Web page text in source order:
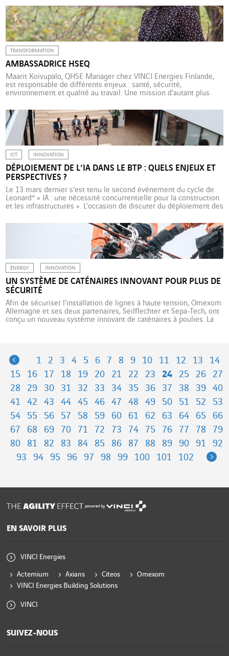
TRANSFORMATION
AMBASSADRICE HSEQ
Maarit Koivupalo, QHSE Manager chez VINCI Energies Finlande,
est responsable de différents enjeux : santé, sécurité,
environnement et qualité au travail. Une mission d’autant plus
croissance externe. Maarit Koivupalo a une passion : les courses
d’orientation en forêt. « J’aime me donner un objectif, aller d’un
point A […]
ICT INNOVATION
DÉPLOIEMENT DE L’IA DANS LE BTP : QUELS ENJEUX ET
PERSPECTIVES ?
Le 13 mars dernier s’est tenu le second événement du cycle de
Leonard* « IA : une nécessité concurrentielle pour la construction
et les infrastructures ». L’occasion de discuter du déploiement des
construction et des infrastructures, des coûts impliqués ainsi que
ENERGY INNOVATION
UN SYSTÈME DE CATÉNAIRES INNOVANT POUR PLUS DE
SÉCURITÉ
Afin de sécuriser l’installation de lignes à haute tension, Omexom
Allemagne et ses deux partenaires, Seilflechter et Sepa-Tech, ont
conçu un nouveau système innovant de caténaires à poulies. La
Previous
1 2 3 4 5 6 7 8 9 10 11 12 13
14
15
16 17 18 19 20 21 22 23 24 25 26
27
28
29 30 31 32 33 34 35 36 37 38 39
40
41
42 43 44 45 46 47 48 49 50 51 52
53
54
55 56 57 58 59 60 61 62 63 64 65
66
67
68 69 70 71 72 73 74 75 76 77 78
79
80
81 82 83 84 85 86 87 88 89 90 91
92
93
94 95 96 97 98 99 100 101 102
powered by
EN SAVOIR PLUS
VINCI Energies
Actemium Axians Citeos
Omexom
VINCI Energies Building Solutions
VINCI
SUIVEZ-NOUS